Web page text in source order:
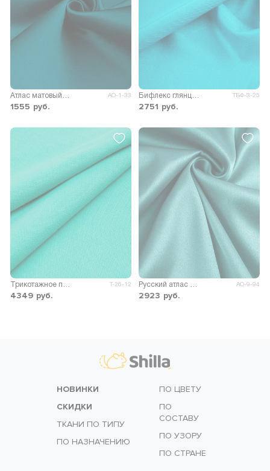
АО-1-33
1555 руб.
ТБФ-3-25
2751 руб.
Т-26-12
4349 руб.
АО-9-94
2923 руб.
НОВИНКИ
СКИДКИ
ТКАНИ ПО ТИПУ
ПО НАЗНАЧЕНИЮ
ПО ЦВЕТУ
ПО
СОСТАВУ
ПО УЗОРУ
ПО СТРАНЕ